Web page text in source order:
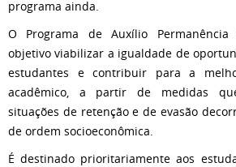
programa ainda.
O Programa de Auxílio
objetivo viabilizar a igualdade de
estudantes e contribuir para a
acadêmico, a partir de medidas
situações de retenção e de evasão
de ordem socioeconômica.
É destinado prioritariamente aos